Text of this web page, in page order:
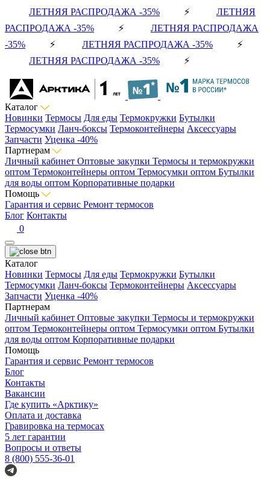
ЛЕТНЯЯ РАСПРОДАЖА -35% ⚡ ЛЕТНЯЯ
РАСПРОДАЖА -35% ⚡ ЛЕТНЯЯ РАСПРОДАЖА
-35% ⚡ ЛЕТНЯЯ РАСПРОДАЖА -35% ⚡
ЛЕТНЯЯ РАСПРОДАЖА -35% ⚡
Каталог
Новинки Термосы Для еды Термокружки Бутылки
Термосумки Ланч-боксы Термоконтейнеры Аксессуары
Запчасти Уценка -40%
Партнерам
Личный кабинет Оптовые закупки Термосы и термокружки
оптом Термоконтейнеры оптом Термосумки оптом Бутылки
для воды оптом Корпоративные подарки
Помощь
Гарантия и сервис Ремонт термосов
Блог Контакты
0
Каталог
Новинки Термосы Для еды Термокружки Бутылки
Термосумки Ланч-боксы Термоконтейнеры Аксессуары
Запчасти Уценка -40%
Партнерам
Личный кабинет Оптовые закупки Термосы и термокружки
оптом Термоконтейнеры оптом Термосумки оптом Бутылки
для воды оптом Корпоративные подарки
Помощь
Гарантия и сервис Ремонт термосов
Блог
Контакты
Вакансии
Где купить «Арктику»
Оплата и доставка
Гравировка на термосах
5 лет гарантии
Вопросы и ответы
8 (800) 555-36-01